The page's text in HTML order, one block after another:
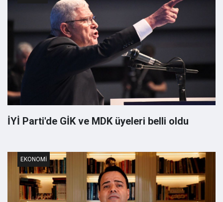
İYİ Parti'de GİK ve MDK üyeleri belli oldu
EKONOMI